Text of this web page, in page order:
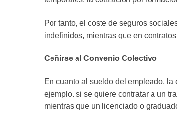
Por tanto, el coste de seguros
indefinidos, mientras que en
Ceñirse al Convenio Colectivo
En cuanto al sueldo del empleado,
ejemplo, si se quiere contratar a un
mientras que un licenciado o